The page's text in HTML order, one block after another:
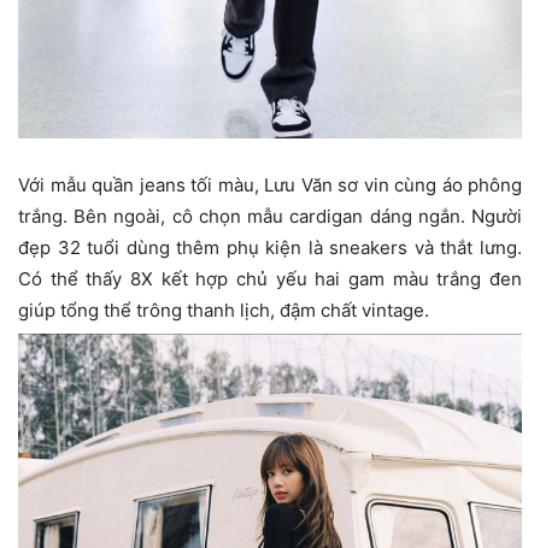
Với mẫu quần jeans tối màu, Lưu Văn sơ vin cùng áo phông
trắng. Bên ngoài, cô chọn mẫu cardigan dáng ngắn. Người
đẹp 32 tuổi dùng thêm phụ kiện là sneakers và thắt lưng.
Có thể thấy 8X kết hợp chủ yếu hai gam màu trắng đen
giúp tổng thể trông thanh lịch, đậm chất vintage.